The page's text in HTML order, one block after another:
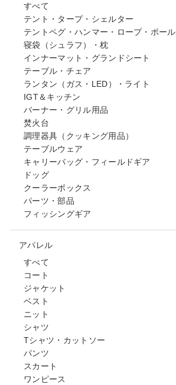
すべて
テント・タープ・シェルター
テントペグ・ハンマー・ロープ・ポール
寝袋（シュラフ）・枕
インナーマット・グランドシート
テーブル・チェア
ランタン（ガス・LED）・ライト
IGT＆キッチン
バーナー・グリル用品
焚火台
調理器具（クッキング用品）
テーブルウェア
キャリーバッグ・フィールドギア
ドッグ
クーラーボックス
パーツ・部品
フィッシングギア
アパレル
すべて
コート
ジャケット
ベスト
ニット
シャツ
Tシャツ・カットソー
パンツ
スカート
ワンピース